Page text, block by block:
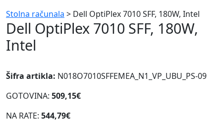
Stolna računala > Dell OptiPlex 7010 SFF, 180W, Intel
Dell OptiPlex 7010 SFF, 180W,
Intel
Šifra artikla: N018O7010SFFEMEA_N1_VP_UBU_PS-09
GOTOVINA: 509,15€
NA RATE: 544,79€